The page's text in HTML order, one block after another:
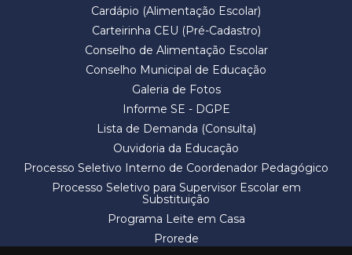
Cardápio (Alimentação Escolar)
Carteirinha CEU (Pré-Cadastro)
Conselho de Alimentação Escolar
Conselho Municipal de Educação
Galeria de Fotos
Informe SE - DGPE
Lista de Demanda (Consulta)
Ouvidoria da Educação
Processo Seletivo Interno de Coordenador Pedagógico
Processo Seletivo para Supervisor Escolar em
Substituição
Programa Leite em Casa
Prorede